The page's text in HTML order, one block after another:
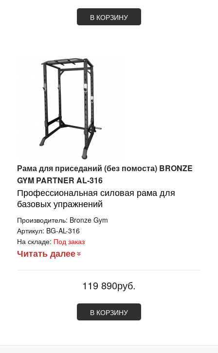
В КОРЗИНУ
Рама для приседаний (без помоста) BRONZE
GYM PARTNER AL-316
Профессиональная силовая рама для
базовых упражнений
Производитель: Bronze Gym
Артикул: BG-AL-316
На складе: Под заказ
Читать далее
119 890руб.
В КОРЗИНУ